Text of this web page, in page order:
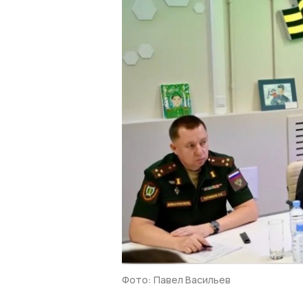
Фото: Павел Васильев